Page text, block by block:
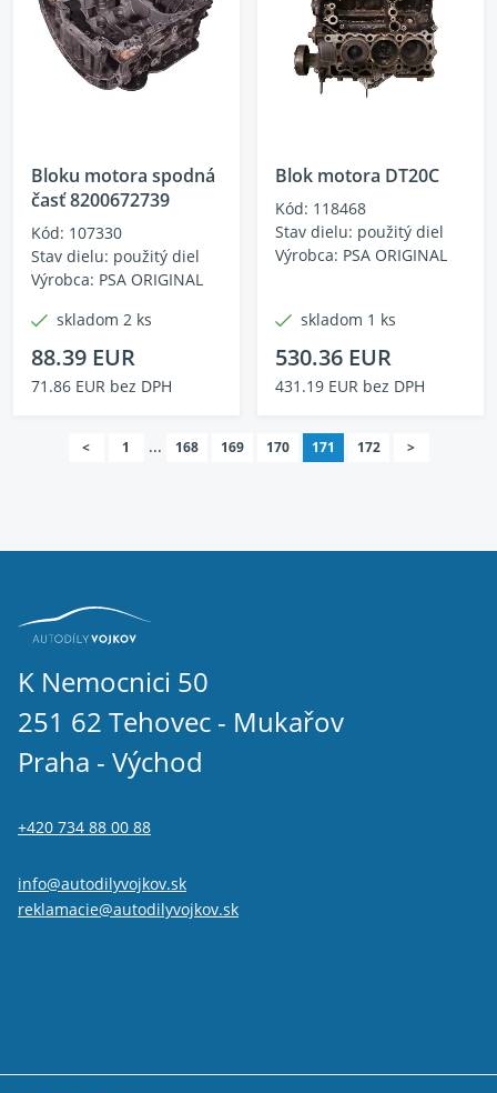
Bloku motora spodná
časť 8200672739
Kód: 107330
Stav dielu: použitý diel
Výrobca: PSA ORIGINAL
skladom 2 ks
88.39 EUR
71.86 EUR bez DPH
Blok motora DT20C
Kód: 118468
Stav dielu: použitý diel
Výrobca: PSA ORIGINAL
skladom 1 ks
530.36 EUR
431.19 EUR bez DPH
< 1 ... 168 169 170 171 172 >
K Nemocnici 50
251 62 Tehovec - Mukařov
Praha - Východ
+420 734 88 00 88
info@autodilyvojkov.sk
reklamacie@autodilyvojkov.sk